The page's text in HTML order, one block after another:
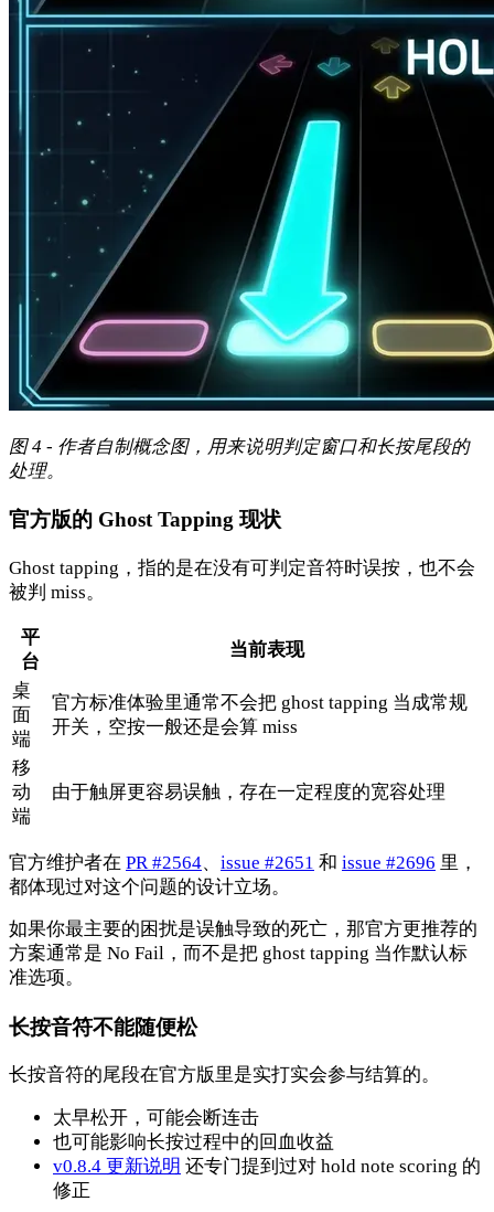
图 4 - 作者自制概念图，用来说明判定窗口和长按尾段的
处理。
官方版的 Ghost Tapping 现状
Ghost tapping，指的是在没有可判定音符时误按，也不会
被判 miss。
平
台
当前表现
桌
面
端
官方标准体验里通常不会把 ghost tapping 当成常规
开关，空按一般还是会算 miss
移
动
端
由于触屏更容易误触，存在一定程度的宽容处理
官方维护者在 PR #2564、 issue #2651 和 issue #2696 里，
都体现过对这个问题的设计立场。
如果你最主要的困扰是误触导致的死亡，那官方更推荐的
方案通常是 No Fail，而不是把 ghost tapping 当作默认标
准选项。
长按音符不能随便松
长按音符的尾段在官方版里是实打实会参与结算的。
太早松开，可能会断连击
也可能影响长按过程中的回血收益
v0.8.4 更新说明 还专门提到过对 hold note scoring 的
修正